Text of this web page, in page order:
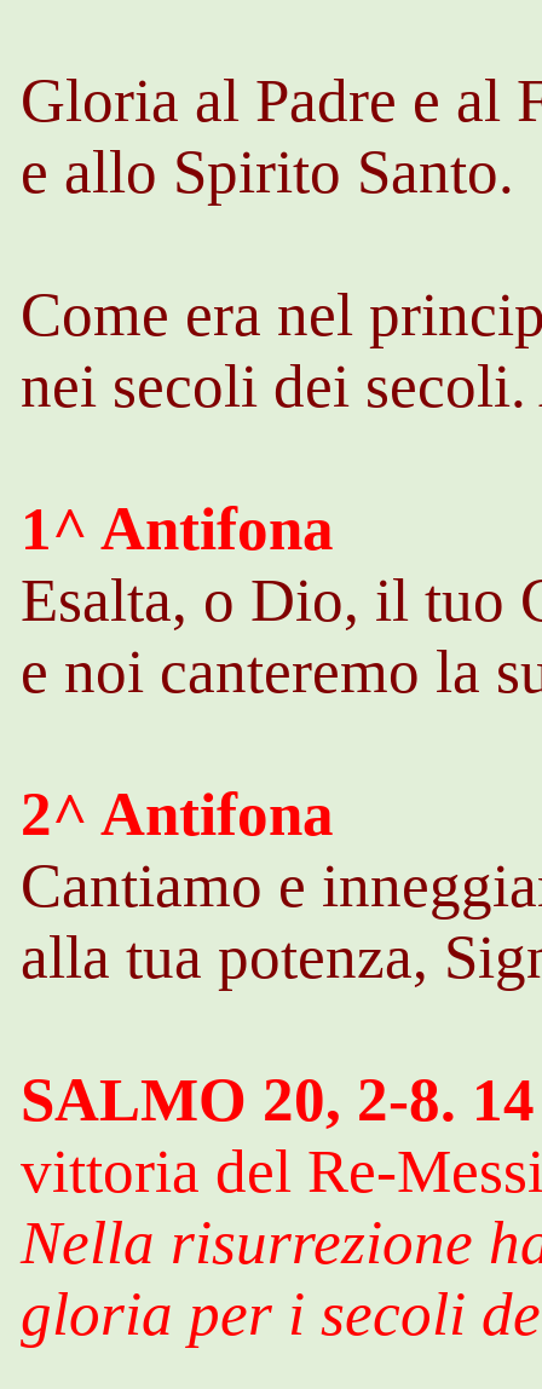
Gloria al Padre e al
e allo Spirito Santo.
Come era nel
nei secoli dei
1^ Antifona
Esalta, o Dio, il tuo
e noi canteremo la
2^ Antifona
Cantiamo e
alla tua potenza,
SALMO 20, 2-8. 14
vittoria del Re-
Nella risurrezione
gloria per i secoli